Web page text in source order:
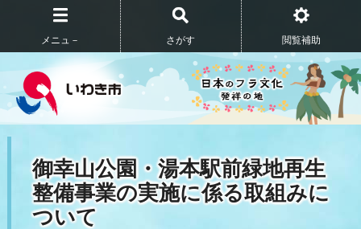
メニュ－ さがす 閲覧補助
御幸山公園・湯本駅前緑地再生
整備事業の実施に係る取組みに
ついて